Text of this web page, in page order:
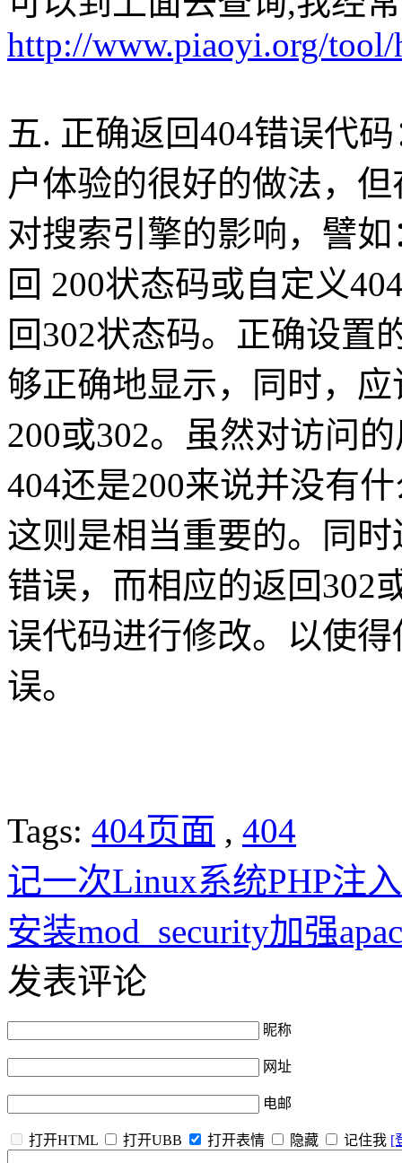
http://www.piaoyi.org/tool/
五. 正确返回404错误代
户体验的很好的做法，
对搜索引擎的影响，譬
回 200状态码或自定义
回302状态码。正确设置
够正确地显示，同时，
200或302。虽然对访问
404还是200来说并没有
这则是相当重要的。同
错误，而相应的返回302
误代码进行修改。以使
误。
Tags: 404页面 , 404
记一次Linux系统PHP注
安装mod_security加强
发表评论
昵称
网址
电邮
打开HTML 打开UBB 打开表情 隐藏 记住我 [